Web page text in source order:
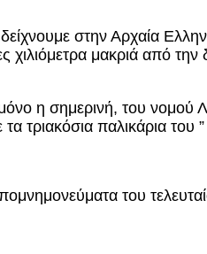
στην Αρχαία
μακριά από την
η σημερινή, του νομού
παλικάρια του
του